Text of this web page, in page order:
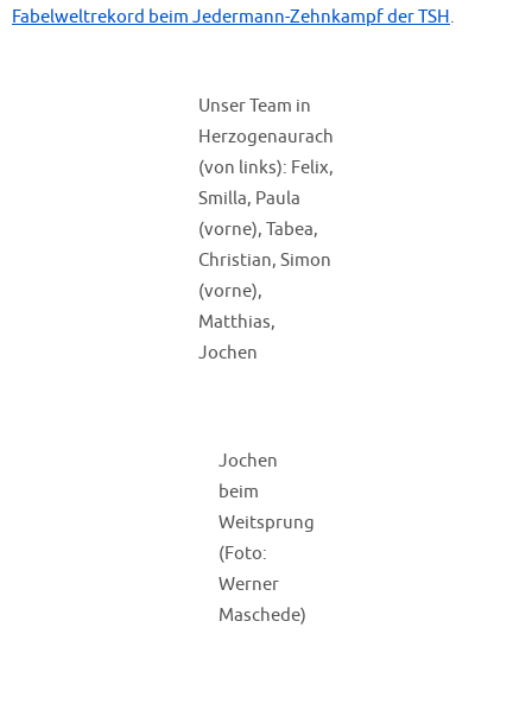
Fabelweltrekord beim Jedermann-Zehnkampf der TSH.
Unser Team in
Herzogenaurach
(von links): Felix,
Smilla, Paula
(vorne), Tabea,
Christian, Simon
(vorne),
Matthias,
Jochen
Jochen
beim
Weitsprung
(Foto:
Werner
Maschede)